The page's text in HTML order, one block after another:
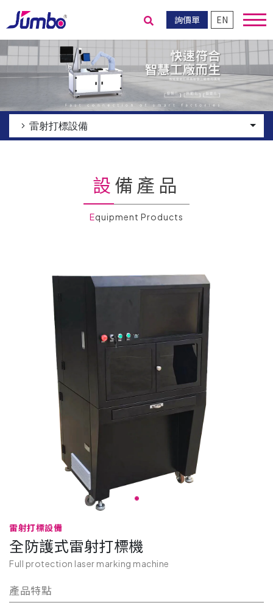
詢價單 EN
送出搜尋
雷射打標設備
設備產品
Equipment Products
雷射打標設備
全防護式雷射打標機
Full protection laser marking machine
產品特點